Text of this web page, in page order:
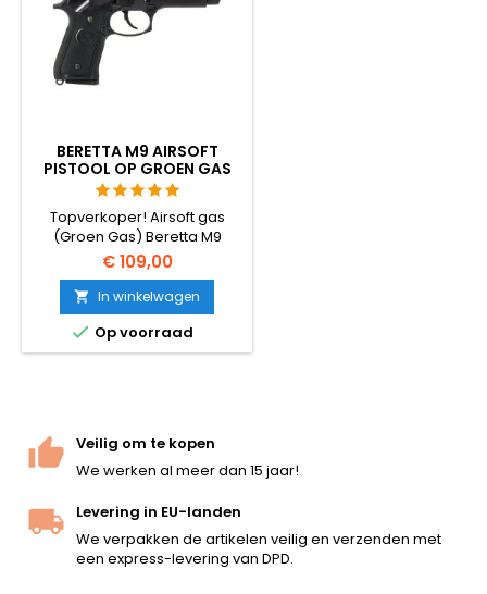
BERETTA M9 AIRSOFT
PISTOOL OP GROEN GAS
MET TERUGSLAG (GBB)
Topverkoper! Airsoft gas
(Groen Gas) Beretta M9
replica met Gas Blow Back
(GBB) - schuif beweegt en
het pistool schiet terug.
€ 109,00
 In winkelwagen
 Op voorraad
Veilig om te kopen
We werken al meer dan 15 jaar!
Levering in EU-landen
We verpakken de artikelen veilig en verzenden met
een express-levering van DPD.